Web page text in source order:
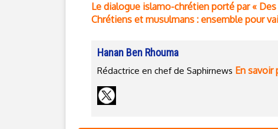
Le dialogue islamo-chrétien porté par «
Chrétiens et musulmans : ensemble pour
Hanan Ben Rhouma
Rédactrice en chef de Saphirnews En savoir